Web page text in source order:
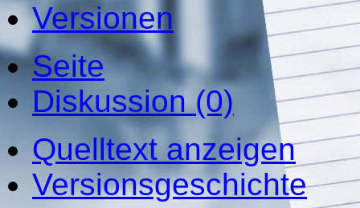
Versionen
Seite
Diskussion (0)
Quelltext anzeigen
Versionsgeschichte